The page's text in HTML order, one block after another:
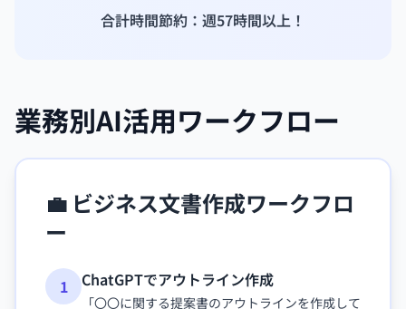
合計時間節約：週57時間以上！
業務別AI活用ワークフロー
💼 ビジネス文書作成ワークフロ
ー
1 ChatGPTでアウトライン作成
「〇〇に関する提案書のアウトラインを作成して